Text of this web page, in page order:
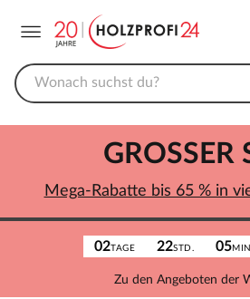
02TAGE 22STD. 05MIN.
Zu den Angeboten der
GROSSER
Mega-Rabatte bis 65 % in